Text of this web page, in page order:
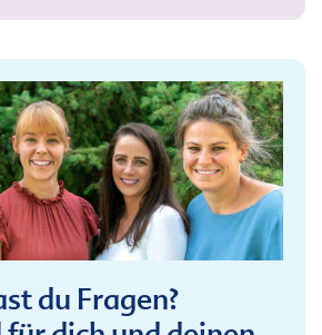
du Fragen?